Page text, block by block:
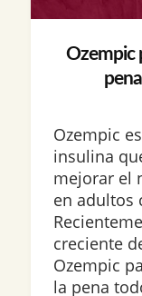
Ozempic
Ozempic
insulina
mejorar el
en adultos
creciente
Ozempic
la pena